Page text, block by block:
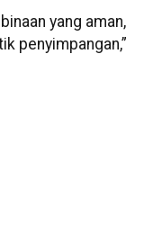
yang aman,
penyimpangan,”